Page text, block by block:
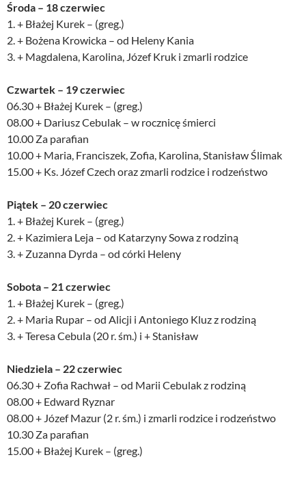
Środa – 18 czerwiec
1. + Błażej Kurek – (greg.)
2. + Bożena Krowicka – od Heleny Kania
3. + Magdalena, Karolina, Józef Kruk i zmarli rodzice
Czwartek – 19 czerwiec
06.30 + Błażej Kurek – (greg.)
08.00 + Dariusz Cebulak – w rocznicę śmierci
10.00 Za parafian
10.00 + Maria, Franciszek, Zofia, Karolina, Stanisław Ślimak
15.00 + Ks. Józef Czech oraz zmarli rodzice i rodzeństwo
Piątek – 20 czerwiec
1. + Błażej Kurek – (greg.)
2. + Kazimiera Leja – od Katarzyny Sowa z rodziną
3. + Zuzanna Dyrda – od córki Heleny
Sobota – 21 czerwiec
1. + Błażej Kurek – (greg.)
2. + Maria Rupar – od Alicji i Antoniego Kluz z rodziną
3. + Teresa Cebula (20 r. śm.) i + Stanisław
Niedziela – 22 czerwiec
06.30 + Zofia Rachwał – od Marii Cebulak z rodziną
08.00 + Edward Ryznar
08.00 + Józef Mazur (2 r. śm.) i zmarli rodzice i rodzeństwo
10.30 Za parafian
15.00 + Błażej Kurek – (greg.)